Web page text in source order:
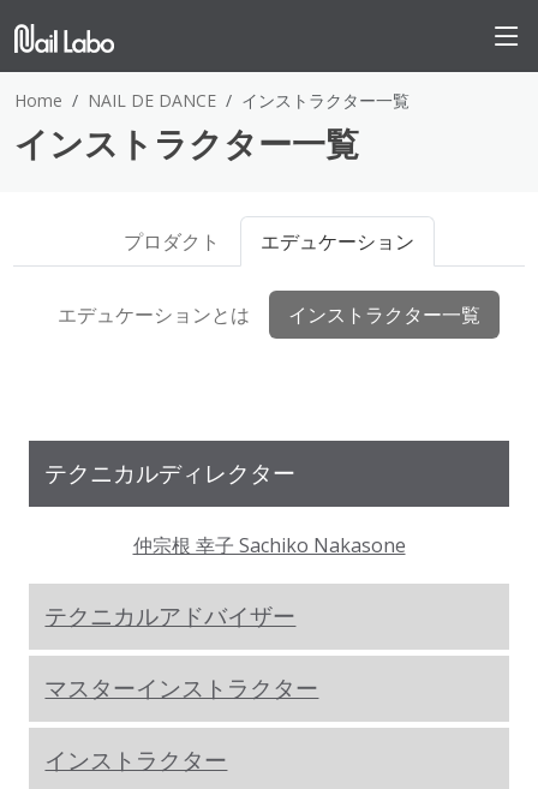
Home NAIL DE DANCE インストラクター一覧
インストラクター一覧
プロダクト エデュケーション
エデュケーションとは インストラクター一覧
テクニカルディレクター
仲宗根 幸子 Sachiko Nakasone
テクニカルアドバイザー
マスターインストラクター
インストラクター